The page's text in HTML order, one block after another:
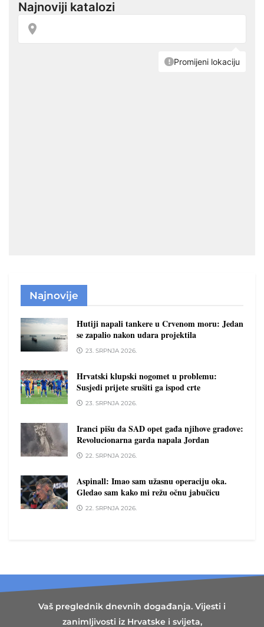
Najnovije
Hutiji napali tankere u Crvenom moru: Jedan
se zapalio nakon udara projektila
23. SRPNJA 2026.
Hrvatski klupski nogomet u problemu:
Susjedi prijete srušiti ga ispod crte
23. SRPNJA 2026.
Iranci pišu da SAD opet gađa njihove gradove:
Revolucionarna garda napala Jordan
22. SRPNJA 2026.
Aspinall: Imao sam užasnu operaciju oka.
Gledao sam kako mi režu očnu jabučicu
22. SRPNJA 2026.
Vaš preglednik dnevnih događanja. Vijesti i
zanimljivosti iz Hrvatske i svijeta,